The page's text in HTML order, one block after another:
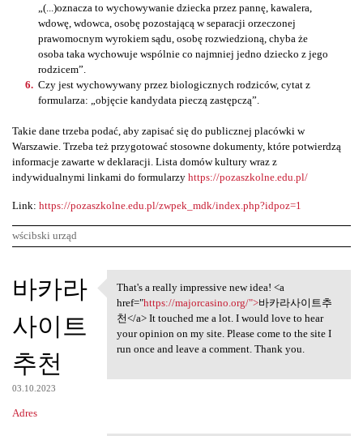
„(...)oznacza to wychowywanie dziecka przez pannę, kawalera,
wdowę, wdowca, osobę pozostającą w separacji orzeczonej
prawomocnym wyrokiem sądu, osobę rozwiedzioną, chyba że
osoba taka wychowuje wspólnie co najmniej jedno dziecko z jego
rodzicem”.
Czy jest wychowywany przez biologicznych rodziców, cytat z
formularza: „objęcie kandydata pieczą zastępczą”.
Takie dane trzeba podać, aby zapisać się do publicznej placówki w
Warszawie. Trzeba też przygotować stosowne dokumenty, które potwierdzą
informacje zawarte w deklaracji. Lista domów kultury wraz z
indywidualnymi linkami do formularzy https://pozaszkolne.edu.pl/
Link: https://pozaszkolne.edu.pl/zwpek_mdk/index.php?idpoz=1
wścibski urząd
K
o
m
n
t
a
바카라
사이트
추천
03.10.2023
Adres
That's a really impressive
That's a really impressive new idea! <a
href="https://majorcasino.org/">바카라사이트추
천</a> It touched me a lot. I would love to hear
your opinion on my site. Please come to the site I
run once and leave a comment. Thank you.